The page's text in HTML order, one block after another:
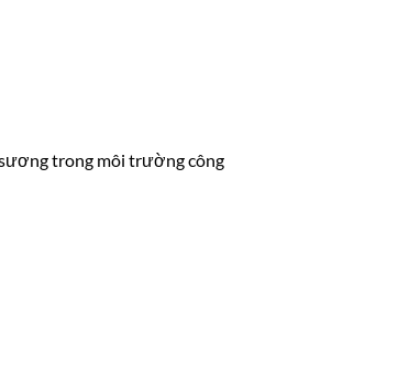
trong môi trường công